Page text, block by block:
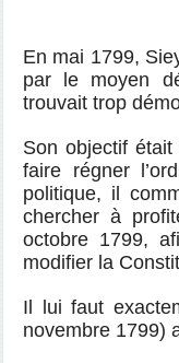
En mai 1799,
par le moyen
trouvait trop
Son objectif
faire régner
politique, il
chercher à
octobre 1799,
modifier la
Il lui faut
novembre 1799)